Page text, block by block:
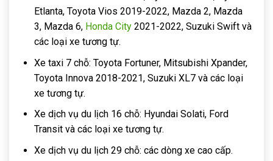
Etlanta, Toyota Vios 2019-2022, Mazda 2, Mazda
3, Mazda 6, Honda City2021-2022, Suzuki Swift và
các loại xe tương tự.
Xe taxi 7 chỗ: Toyota Fortuner, Mitsubishi Xpander,
Toyota Innova 2018-2021, Suzuki XL7 và các loại
xe tương tự.
Xe dịch vụ du lịch 16 chỗ: Hyundai Solati, Ford
Transit và các loại xe tương tự.
Xe dịch vụ du lịch 29 chỗ: các dòng xe cao cấp.